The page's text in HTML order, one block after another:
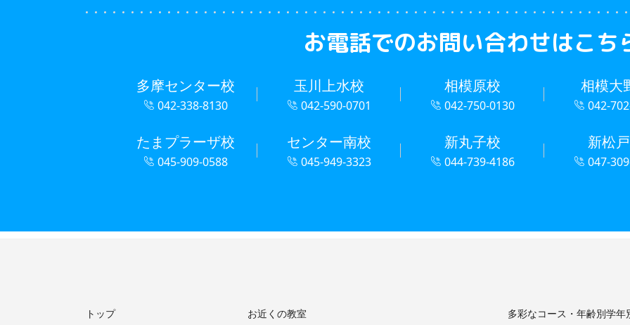
お電話でのお問い合わせはこち
多摩センター校
042-338-8130
玉川上水校
042-590-0701
相模原校
042-750-0130
相模大
042-
たまプラーザ校
045-909-0588
センター南校
045-949-3323
新丸子校
044-739-4186
新松
047-
トップ お近くの教室 多彩なコース・年齢別学年